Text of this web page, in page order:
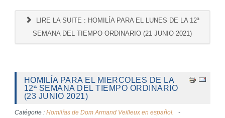
LIRE LA SUITE : HOMILÍA PARA EL LUNES DE LA 12ª
SEMANA DEL TIEMPO ORDINARIO (21 JUNIO 2021)
HOMILÍA PARA EL MIERCOLES DE LA
12ª SEMANA DEL TIEMPO ORDINARIO
(23 JUNIO 2021)
Catégorie : Homilías de Dom Armand Veilleux en español.